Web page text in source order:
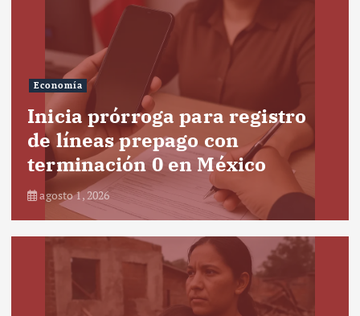
Economía
Inicia prórroga para registro
de líneas prepago con
terminación 0 en México
agosto 1, 2026